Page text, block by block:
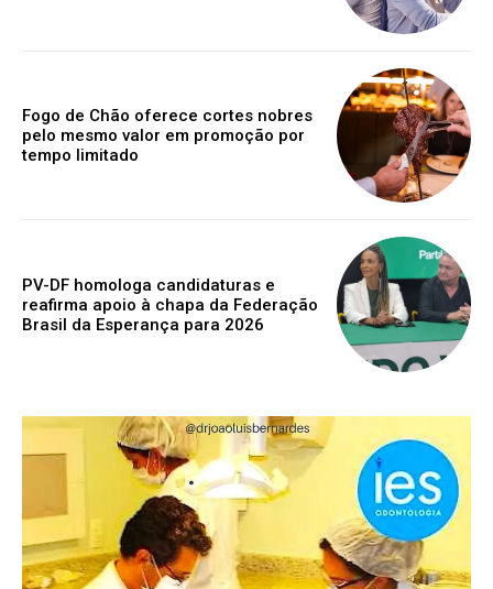
Fogo de Chão oferece cortes nobres
pelo mesmo valor em promoção por
tempo limitado
PV-DF homologa candidaturas e
reafirma apoio à chapa da Federação
Brasil da Esperança para 2026